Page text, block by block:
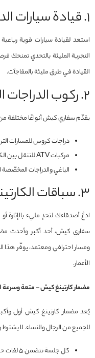
١. قيادة سيارات الدفع الرباعي (مغامرة 4×4)
استعد لقيادة سيارات قوية
التجربة المليئة بالتحدي
القيادة في طرق مليئة بالمفاجآت.
٢. ركوب الدراجات النارية
يقدّم سفاري كيش أنواعًا مختلفة من
دراجات كروس للمسارات
مركبات ATV للتنقل بين الكثبان الرملية والسهل الصحراوي.
الباغي والدراجات
٣. سباقات الكارتينغ (Go-Kart Racing)
ادعُ أصدقاءك لتحدٍ مليء بالإثارة
سفاري كيش، أحد أكبر وأحدث
ومسار احترافي ومعتمد، يوفّر
الأعمار.
مضمار كارتينغ كيش – متعة وسرعة
يُعد مضمار كارتينغ كيش أول
للجميع من الرجال والنساء. لا
كل جلسة تتضمن ٥ لفات حول المضمار.